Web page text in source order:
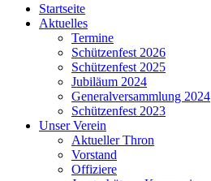
Startseite
Aktuelles
Termine
Schützenfest 2026
Schützenfest 2025
Jubiläum 2024
Generalversammlung 2024
Schützenfest 2023
Unser Verein
Aktueller Thron
Vorstand
Offiziere